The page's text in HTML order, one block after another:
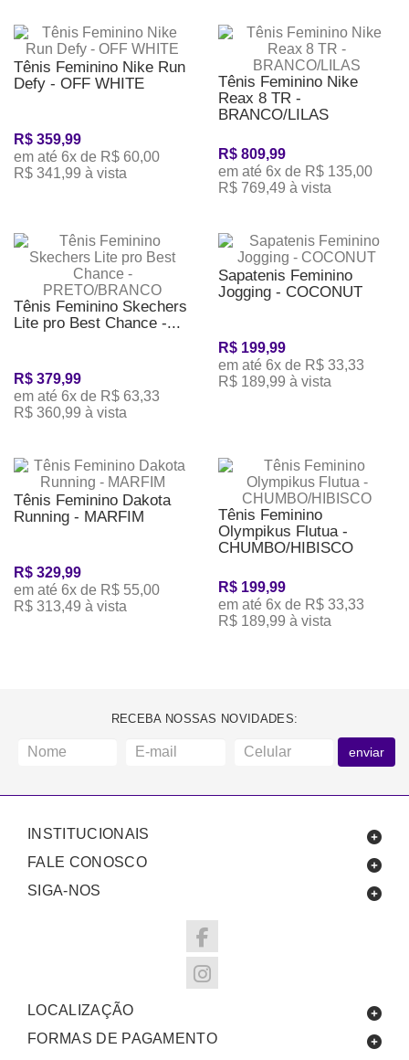
Tênis Feminino Nike Run
Defy - OFF WHITE
R$ 359,99
em até 6x de R$ 60,00
R$ 341,99 à vista
Tênis Feminino Nike
Reax 8 TR -
BRANCO/LILAS
R$ 809,99
em até 6x de R$ 135,00
R$ 769,49 à vista
Tênis Feminino Skechers
Lite pro Best Chance -...
R$ 379,99
em até 6x de R$ 63,33
R$ 360,99 à vista
Sapatenis Feminino
Jogging - COCONUT
R$ 199,99
em até 6x de R$ 33,33
R$ 189,99 à vista
Tênis Feminino Dakota
Running - MARFIM
R$ 329,99
em até 6x de R$ 55,00
R$ 313,49 à vista
Tênis Feminino
Olympikus Flutua -
CHUMBO/HIBISCO
R$ 199,99
em até 6x de R$ 33,33
R$ 189,99 à vista
RECEBA NOSSAS NOVIDADES:
enviar
INSTITUCIONAIS
FALE CONOSCO
SIGA-NOS
LOCALIZAÇÃO
FORMAS DE PAGAMENTO